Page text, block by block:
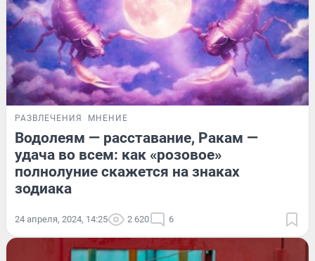
РАЗВЛЕЧЕНИЯ МНЕНИЕ
Водолеям — расставание, Ракам —
удача во всем: как «розовое»
полнолуние скажется на знаках
зодиака
24 апреля, 2024, 14:25 2 620 6